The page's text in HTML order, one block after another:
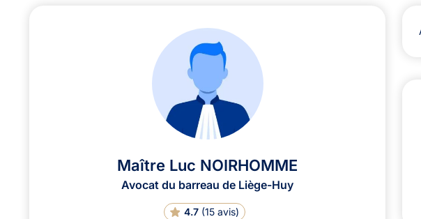
Maître Luc NOIRHOMME
Avocat du barreau de Liège-Huy
4.7 (15 avis)